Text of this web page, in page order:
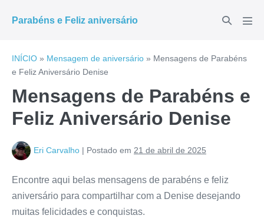
para
conteúdo
Parabéns e Feliz aniversário
Alternar
INÍCIO » Mensagem de aniversário » Mensagens de Parabéns
e Feliz Aniversário Denise
Mensagens de Parabéns e
Feliz Aniversário Denise
Eri Carvalho | Postado em 21 de abril de 2025
Encontre aqui belas mensagens de parabéns e feliz
aniversário para compartilhar com a Denise desejando
muitas felicidades e conquistas.